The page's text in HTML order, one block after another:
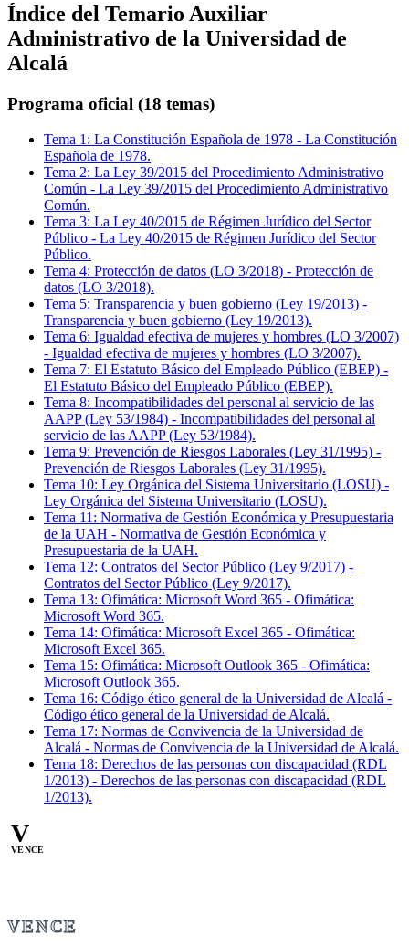
Índice del Temario Auxiliar
Administrativo de la Universidad de
Alcalá
Programa oficial (18 temas)
Tema 1 : La Constitución Española de 1978 - La Constitución
Española de 1978.
Tema 2: La Ley 39/2015 del Procedimiento Administrativo
Común - La Ley 39/2015 del Procedimiento Administrativo
Común.
Tema 3: La Ley 40/2015 de Régimen Jurídico del Sector
Público - La Ley 40/2015 de Régimen Jurídico del Sector
Público.
Tema 4: Protección de datos (LO 3/2018) - Protección de
datos (LO 3/2018).
Tema 5: Transparencia y buen gobierno (Ley 19/2013) -
Transparencia y buen gobierno (Ley 19/2013).
Tema 6: Igualdad efectiva de mujeres y hombres (LO 3/2007)
- Igualdad efectiva de mujeres y hombres (LO 3/2007).
Tema 7: El Estatuto Básico del Empleado Público (EBEP) -
El Estatuto Básico del Empleado Público (EBEP).
Tema 8: Incompatibilidades del personal al servicio de las
AAPP (Ley 53/1984) - Incompatibilidades del personal al
servicio de las AAPP (Ley 53/1984).
Tema 9: Prevención de Riesgos Laborales (Ley 31/1995) -
Prevención de Riesgos Laborales (Ley 31/1995).
Tema 10: Ley Orgánica del Sistema Universitario (LOSU) -
Ley Orgánica del Sistema Universitario (LOSU).
Tema 11 : Normativa de Gestión Económica y Presupuestaria
de la UAH - Normativa de Gestión Económica y
Presupuestaria de la UAH.
Tema 12: Contratos del Sector Público (Ley 9/2017) -
Contratos del Sector Público (Ley 9/2017).
Tema 13: Ofimática: Microsoft Word 365 - Ofimática:
Microsoft Word 365.
Tema 14: Ofimática: Microsoft Excel 365 - Ofimática:
Microsoft Excel 365.
Tema 15: Ofimática: Microsoft Outlook 365 - Ofimática:
Microsoft Outlook 365.
Tema 16: Código ético general de la Universidad de Alcalá -
Código ético general de la Universidad de Alcalá.
Tema 17: Normas de Convivencia de la Universidad de
Alcalá - Normas de Convivencia de la Universidad de Alcalá.
Tema 18: Derechos de las personas con discapacidad (RDL
1/2013) - Derechos de las personas con discapacidad (RDL
1/2013).
V
VENCE
VENCE